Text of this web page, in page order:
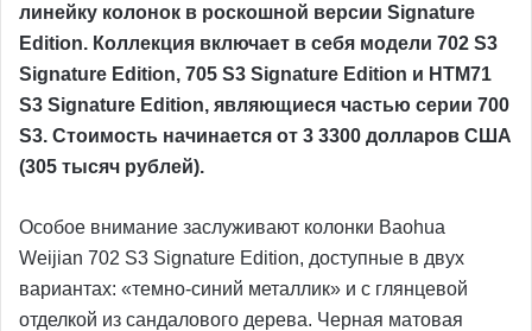
линейку колонок в роскошной версии Signature
Edition. Коллекция включает в себя модели 702 S3
Signature Edition, 705 S3 Signature Edition и HTM71
S3 Signature Edition, являющиеся частью серии 700
S3. Стоимость начинается от 3 3300 долларов США
(305 тысяч рублей).
Особое внимание заслуживают колонки Baohua
Weijian 702 S3 Signature Edition, доступные в двух
вариантах: «темно-синий металлик» и с глянцевой
отделкой из сандалового дерева. Черная матовая